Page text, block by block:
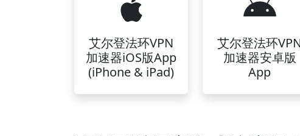
艾尔登法环VPN
加速器iOS版App
(iPhone & iPad)
艾尔登法环
加速器安卓版
App